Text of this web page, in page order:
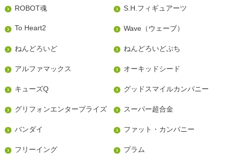
ROBOT魂
S.H.フィギュアーツ
To Heart2 Wave（ウェーブ）
ねんどろいど ねんどろいどぷち
アルファマックス オーキッドシード
キューズQ グッドスマイルカンパニー
グリフォンエンタープライズ スーパー超合金
バンダイ ファット・カンパニー
フリーイング プラム